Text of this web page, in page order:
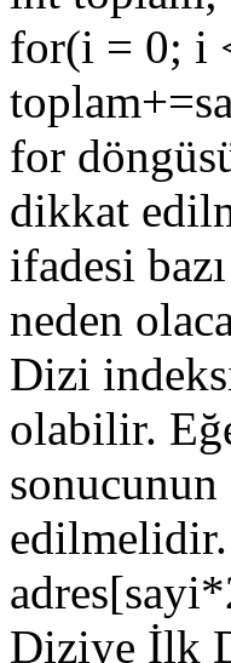
for(i = 0; i
for
dikkat
ifadesi
neden
Dizi
olabilir.
edilmelidir.
Diziye İlk